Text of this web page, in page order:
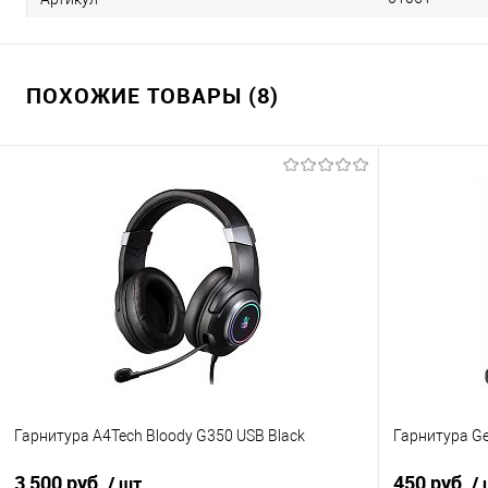
ПОХОЖИЕ ТОВАРЫ (8)
Гарнитура A4Tech Bloody G350 USB Black
3 500 руб.
Гарнитура
450 руб.